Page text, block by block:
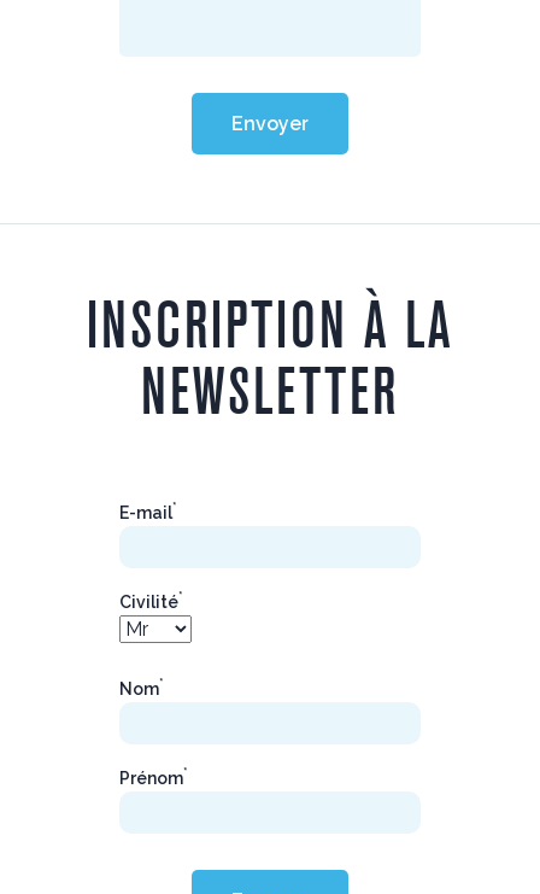
Envoyer
INSCRIPTION À LA
NEWSLETTER
E-mail*
Civilité*
Nom*
Prénom*